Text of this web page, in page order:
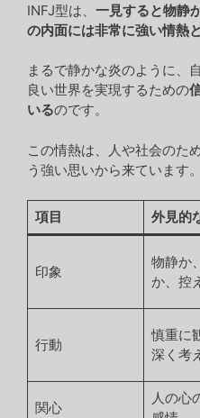
INFJ型は、 一見すると物静
の内面には非常に強い情熱
まるで静かな炎のように、
良い世界を実現するための
いるのです。
この情熱は、人や社会のた
う強い思いから来ています。
項目 外見的
印象
物静か
か、控
行動
慎重に
深く考
関心
人の心